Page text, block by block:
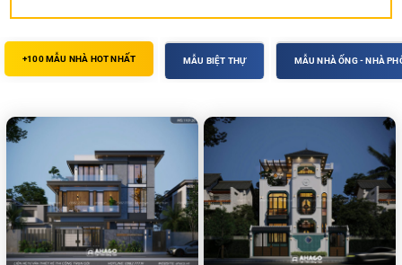
+100 MẪU NHÀ HOT NHẤT MẪU BIỆT THỰ MẪU NHÀ ỐNG - NHÀ